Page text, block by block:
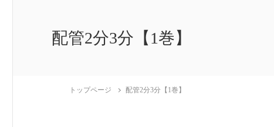
配管2分3分【1巻】
トップページ 配管2分3分【1巻】